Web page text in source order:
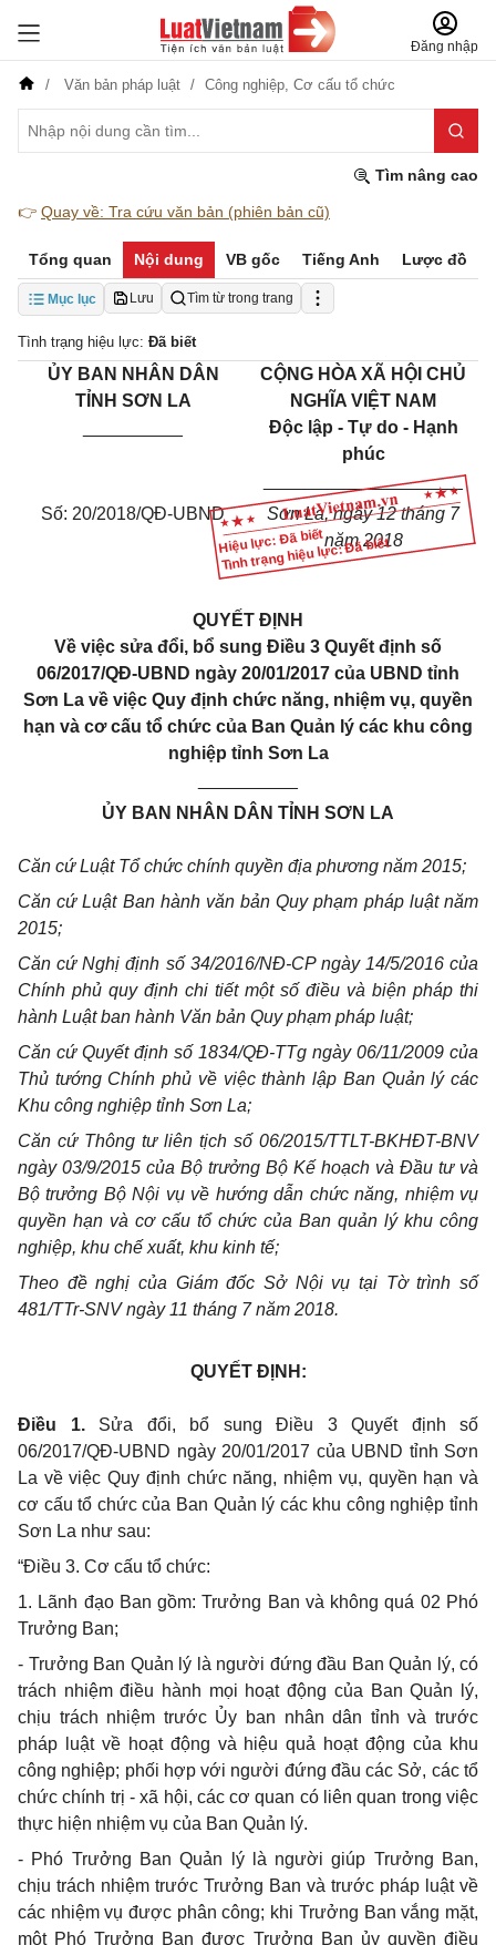
Đăng nhập
Văn bản pháp luật Công nghiệp, Cơ cấu tổ chức
Tìm nâng cao
👉 Quay về: Tra cứu văn bản (phiên bản cũ)
Tổng quan Nội dung VB gốc Tiếng Anh Lược đồ
Mục lục Lưu Tìm từ trong trang
Tình trạng hiệu lực: Đã biết
Hiệu lực: Đã biết
Tình trạng hiệu lực: Đã biết
ỦY BAN NHÂN DÂN
TỈNH SƠN LA
CỘNG HÒA XÃ HỘI CHỦ
NGHĨA VIỆT NAM
Độc lập - Tự do - Hạnh
phúc
____________________
Số: 20/2018/QĐ-UBND Sơn La, ngày12tháng 7
năm2018
QUYẾT ĐỊNH
Về việc sửa đổi, bổ sung Điều 3 Quyết định số
06/2017/QĐ-UBND ngày 20/01/2017 của UBND tỉnh
Sơn La về việc Quy định chức năng, nhiệm vụ, quyền
hạn và cơ cấu tổ chức của Ban Quản lý các khu công
nghiệp tỉnh Sơn La
ỦY BAN NHÂN DÂN TỈNH SƠN LA
Căn cứ Luật Tổ chức chính quyền địa phương năm 2015;
Căn cứ Luật Ban hành văn bản Quy phạm pháp luật năm
2015;
Căn cứ Nghị định số 34/2016/NĐ-CP ngày 14/5/2016 của
Chính phủ quy định chi tiết một số điều và biện pháp thi
hành Luật ban hành Văn bản Quy phạm pháp luật;
Căn cứ Quyết định số 1834/QĐ-TTg ngày 06/11/2009 của
Thủ tướng Chính phủ về việc thành lập Ban Quản lý các
Khu công nghiệp tỉnh Sơn La;
Căn cứ Thông tư liên tịch số 06/2015/TTLT-BKHĐT-BNV
ngày 03/9/2015 của Bộ trưởng Bộ Kế hoạch và Đầu tư và
Bộ trưởng Bộ Nội vụ về hướng dẫn chức năng, nhiệm vụ
quyền hạn và cơ cấu tổ chức của Ban quản lý khu công
nghiệp, khu chế xuất, khu kinh tế;
Theo đề nghị của Giám đốc Sở Nội vụ tại Tờ trình số
481/TTr-SNV ngày 11 tháng 7 năm 2018.
QUYẾT ĐỊNH:
Điều 1.
Sửa đổi, bổ sung Điều 3 Quyết định số
06/2017/QĐ-UBND ngày 20/01/2017 của UBND tỉnh Sơn
La về việc Quy định chức năng, nhiệm vụ, quyền hạn và
cơ cấu tổ chức của Ban Quản lý các khu công nghiệp tỉnh
Sơn La như sau:
“Điều 3. Cơ cấu tổ chức:
1. Lãnh đạo Ban gồm: Trưởng Ban và không quá 02 Phó
Trưởng Ban;
- Trưởng Ban Quản lý là người đứng đầu Ban Quản lý, có
trách nhiệm điều hành mọi hoạt động của Ban Quản lý,
chịu trách nhiệm trước Ủy ban nhân dân tỉnh và trước
pháp luật về hoạt động và hiệu quả hoạt động của khu
công nghiệp; phối hợp với người đứng đầu các Sở, các tổ
chức chính trị - xã hội, các cơ quan có liên quan trong việc
thực hiện nhiệm vụ của Ban Quản lý.
- Phó Trưởng Ban Quản lý là người giúp Trưởng Ban,
chịu trách nhiệm trước Trưởng Ban và trước pháp luật về
các nhiệm vụ được phân công; khi Trưởng Ban vắng mặt,
một Phó Trưởng Ban được Trưởng Ban ủy quyền điều